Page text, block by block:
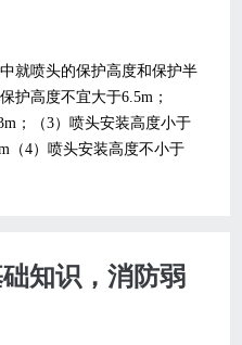
就喷头的保护高度和保护半
高度不宜大于6.5m；
；（3）喷头安装高度小于
（4）喷头安装高度不小于
知识，消防弱